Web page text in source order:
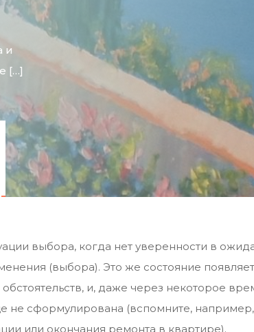
и
[…]
выбора, когда нет уверенности в
(выбора). Это же состояние
и, даже через некоторое
не сформулирована (вспомните,
или окончания ремонта в квартире).